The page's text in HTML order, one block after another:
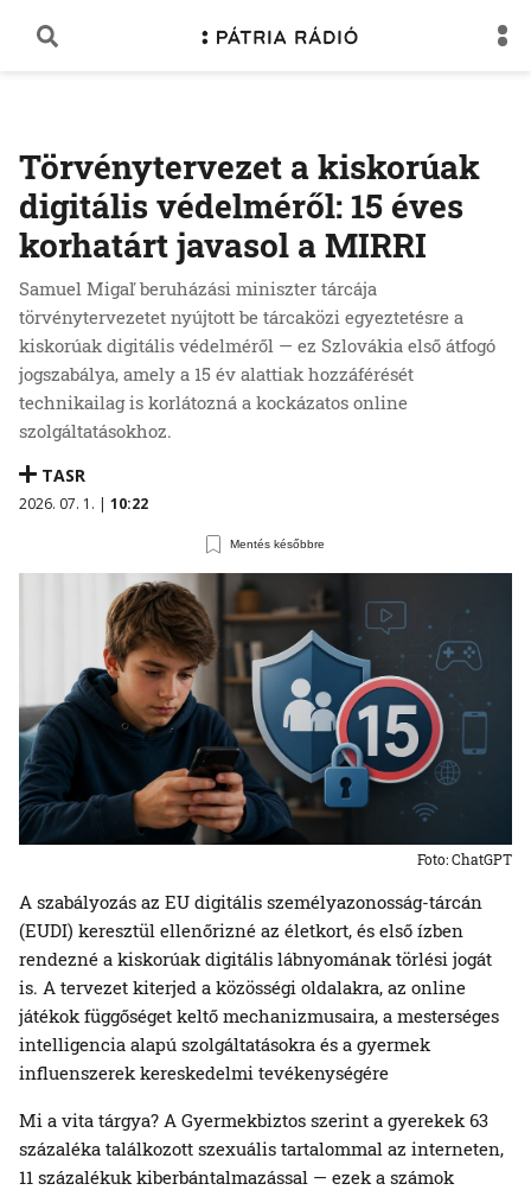
Törvénytervezet a kiskorúak
digitális védelméről: 15 éves
korhatárt javasol a MIRRI
Samuel Migaľ beruházási miniszter tárcája
törvénytervezetet nyújtott be tárcaközi egyeztetésre a
kiskorúak digitális védelméről — ez Szlovákia első átfogó
jogszabálya, amely a 15 év alattiak hozzáférését
technikailag is korlátozná a kockázatos online
szolgáltatásokhoz.
TASR
2026. 07. 1. | 10:22
Mentés későbbre
Foto: ChatGPT
A szabályozás az EU digitális személyazonosság-tárcán
(EUDI) keresztül ellenőrizné az életkort, és első ízben
rendezné a kiskorúak digitális lábnyomának törlési jogát
is. A tervezet kiterjed a közösségi oldalakra, az online
játékok függőséget keltő mechanizmusaira, a mesterséges
intelligencia alapú szolgáltatásokra és a gyermek
influenszerek kereskedelmi tevékenységére
Mi a vita tárgya? A Gyermekbiztos szerint a gyerekek 63
százaléka találkozott szexuális tartalommal az interneten,
11 százalékuk kiberbántalmazással — ezek a számok